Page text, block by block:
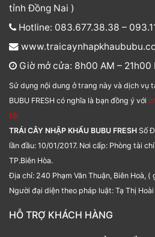
tỉnh Đồng Nai )
Hotline: 083.677.38.38 –
Giờ mở cửa: 8h00 AM – 21h00
Sử dụng nội dung ở trang này và dịch vụ
BUBU FRESH có nghĩa là bạn đồng ý với
tôi
TRÁI CÂY NHẬP KHẨU BUBU FRESH Số
lần đầu: 10/01/2017. Nơi cấp: Phòng tài
TP.Biên Hòa.
Địa chỉ: 240 Phạm Văn Thuận, Biên Hoà,
Người đại diện theo pháp luật: Tạ Thị
HỖ TRỢ KHÁCH HÀNG